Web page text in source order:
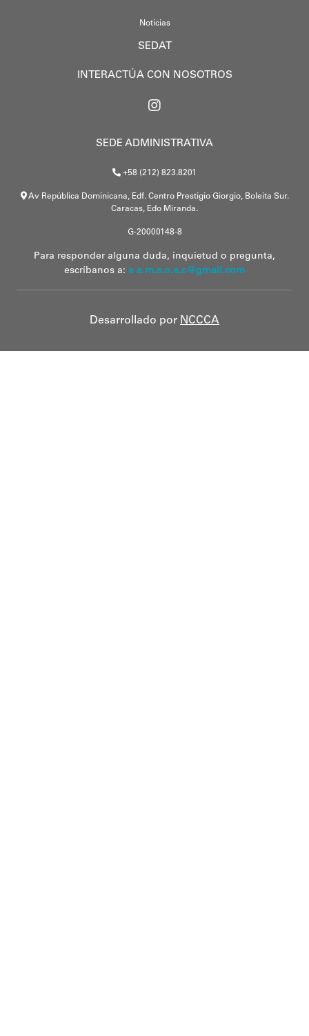
Noticias
SEDAT
INTERACTÚA CON NOSOTROS
SEDE ADMINISTRATIVA
+58 (212) 823.8201
Av República Dominicana, Edf. Centro Prestigio Giorgio, Boleita Sur.
Caracas, Edo Miranda.
G-20000148-8
Para responder alguna duda, inquietud o pregunta,
escríbanos a: a a.m.s.o.a.c@gmail.com
Desarrollado por NCCCA